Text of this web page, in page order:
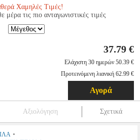
Χαμηλές Τιμές!
μέρα τις πιο ανταγωνιστικές τιμές
37.79 €
Ελάχιστη 30 ημερών 50.39 €
Προτεινόμενη λιανική 62.99 €
Αγορά
Αξιολόγηση Σχετικά
•